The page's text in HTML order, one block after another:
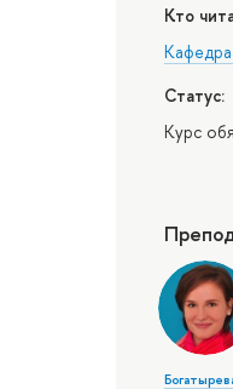
Кто
Статус:
Курс